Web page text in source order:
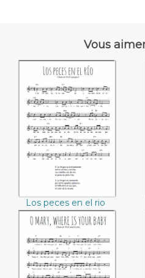
Vous
Los peces en el rio
Los peces en el rio
O Mary where is
your baby